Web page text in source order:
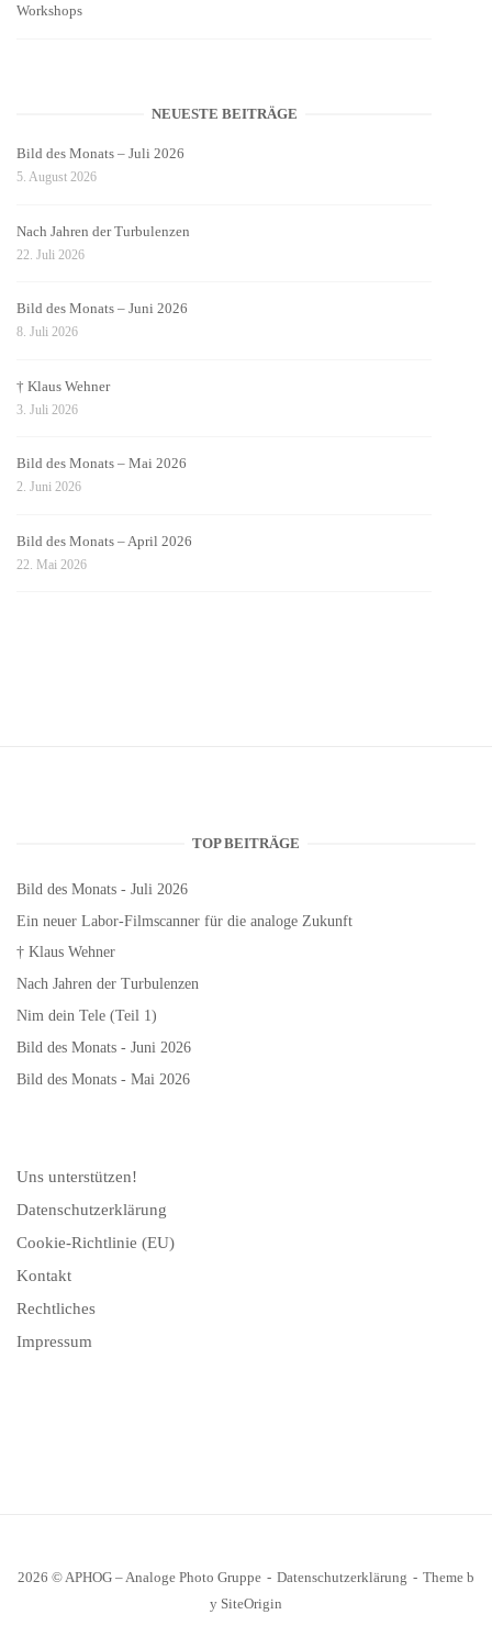
Workshops
NEUESTE BEITRÄGE
Bild des Monats – Juli 2026
5. August 2026
Nach Jahren der Turbulenzen
22. Juli 2026
Bild des Monats – Juni 2026
8. Juli 2026
† Klaus Wehner
3. Juli 2026
Bild des Monats – Mai 2026
2. Juni 2026
Bild des Monats – April 2026
22. Mai 2026
TOP BEITRÄGE
Bild des Monats - Juli 2026
Ein neuer Labor-Filmscanner für die analoge Zukunft
† Klaus Wehner
Nach Jahren der Turbulenzen
Nim dein Tele (Teil 1)
Bild des Monats - Juni 2026
Bild des Monats - Mai 2026
Uns unterstützen!
Datenschutzerklärung
Cookie-Richtlinie (EU)
Kontakt
Rechtliches
Impressum
2026 © APHOG – Analoge Photo Gruppe Datenschutzerklärung
Theme b
y SiteOrigin